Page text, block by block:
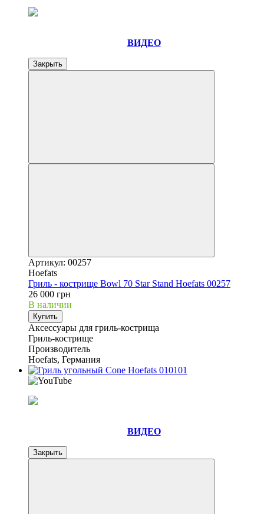
ВИДЕО
Закрыть
Артикул: 00257
Hoefats
Гриль - кострище Bowl 70 Star Stand Hoefats 00257
26 000 грн
В наличии
Купить
Аксессуары для гриль-кострища
Гриль-кострище
Производитель
Hoefats, Германия
ВИДЕО
Закрыть